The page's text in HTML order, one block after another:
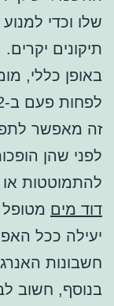
שלו וכדי
תיקונים יקרים.
באופן כללי,
לפחות פעם ב-12 חודשים.
זה מאפשר
לפני שהן
להתמוטטות
דוד מים מטופל
יעילה ככל
חשבונות
בנוסף, חשוב